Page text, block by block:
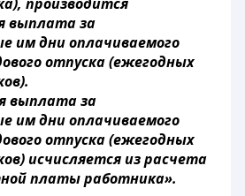
выплата за
им дни оплачиваемого
отпуска (ежегодных
выплата за
им дни оплачиваемого
отпуска (ежегодных
исчисляется из расчета
платы работника».